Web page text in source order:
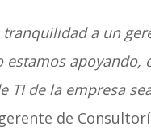
a un
apoyando,
TI de la empresa
de